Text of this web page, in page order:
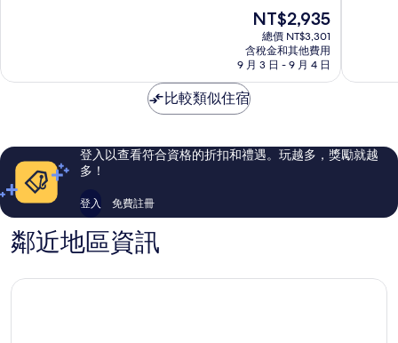
畔
館
佛
里
中
心
棒
評
論
現
在
價
格
為
NT$2,935
總價 NT$3,301
含稅金和其他費用
9 月 3 日 - 9 月 4 日
賽
旅
館
極
評
論
比較類似住宿
登入以查看符合資格的折扣和禮遇。玩越多，獎勵就越
多！
登入 免費註冊
鄰近地區資訊